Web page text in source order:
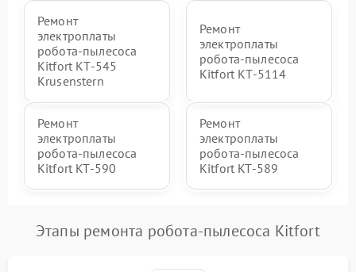
Ремонт
электроплаты
робота-пылесоса
Kitfort КТ-545
Krusenstern
Ремонт
электроплаты
робота-пылесоса
Kitfort КТ-5114
Ремонт
электроплаты
робота-пылесоса
Kitfort KT-590
Ремонт
электроплаты
робота-пылесоса
Kitfort KT-589
Этапы ремонта робота-пылесоса Kitfort